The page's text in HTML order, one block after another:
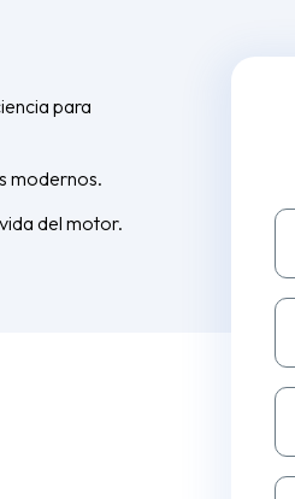
para
modernos.
del motor.